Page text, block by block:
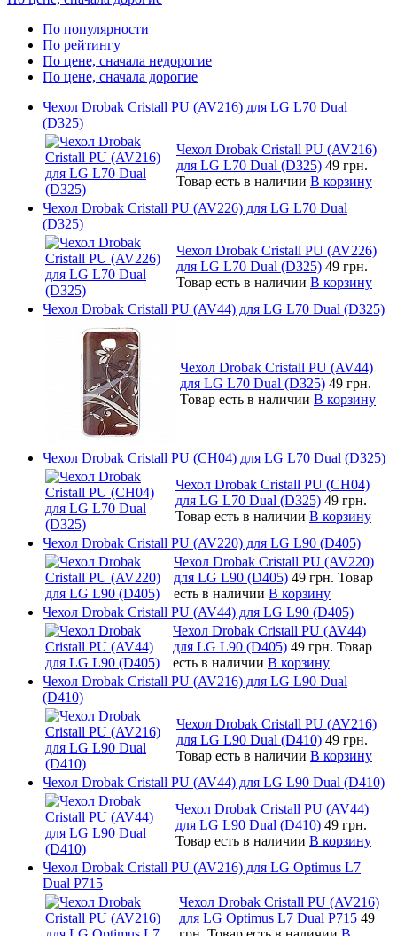
По популярности
По рейтингу
По цене, сначала недорогие
По цене, сначала дорогие
Чехол Drobak Cristall PU (AV216) для LG L70 Dual
(D325)
Чехол Drobak Cristall PU (AV216)
для LG L70 Dual (D325) 49 грн.
Товар есть в наличии В корзину
Чехол Drobak Cristall PU (AV226) для LG L70 Dual
(D325)
Чехол Drobak Cristall PU (AV226)
для LG L70 Dual (D325) 49 грн.
Товар есть в наличии В корзину
Чехол Drobak Cristall PU (AV44) для LG L70 Dual (D325)
Чехол Drobak Cristall PU (AV44)
для LG L70 Dual (D325) 49 грн.
Товар есть в наличии В корзину
Чехол Drobak Cristall PU (CH04) для LG L70 Dual (D325)
Чехол Drobak Cristall PU (CH04)
для LG L70 Dual (D325) 49 грн.
Товар есть в наличии В корзину
Чехол Drobak Cristall PU (AV220) для LG L90 (D405)
Чехол Drobak Cristall PU (AV220)
для LG L90 (D405) 49 грн. Товар
есть в наличии В корзину
Чехол Drobak Cristall PU (AV44) для LG L90 (D405)
Чехол Drobak Cristall PU (AV44)
для LG L90 (D405) 49 грн. Товар
есть в наличии В корзину
Чехол Drobak Cristall PU (AV216) для LG L90 Dual
(D410)
Чехол Drobak Cristall PU (AV216)
для LG L90 Dual (D410) 49 грн.
Товар есть в наличии В корзину
Чехол Drobak Cristall PU (AV44) для LG L90 Dual (D410)
Чехол Drobak Cristall PU (AV44)
для LG L90 Dual (D410) 49 грн.
Товар есть в наличии В корзину
Чехол Drobak Cristall PU (AV216) для LG Optimus L7
Dual P715
Чехол Drobak Cristall PU (AV216)
для LG Optimus L7 Dual P715 49